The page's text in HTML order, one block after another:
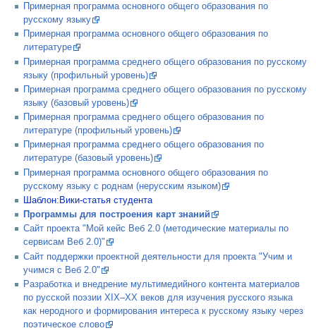
Примерная программа основного общего образования по
русскому языку
Примерная программа основного общего образования по
литературе
Примерная программа среднего общего образования по русскому
языку (профильный уровень)
Примерная программа среднего общего образования по русскому
языку (базовый уровень)
Примерная программа среднего общего образования по
литературе (профильный уровень)
Примерная программа среднего общего образования по
литературе (базовый уровень)
Примерная программа основного общего образования по
русскому языку с роднам (нерусским языком)
Шаблон:Вики-статья студента
Программы для построения карт знаний
Сайт проекта "Мой кейс Веб 2.0 (методические материалы по
сервисам Веб 2.0)"
Сайт поддержки проектной деятельности для проекта "Учим и
учимся с Веб 2.0"
Разработка и внедрение мультимедийного контента материалов
по русской поэзии XIХ–XX веков для изучения русского языка
как неродного и формирования интереса к русскому языку через
поэтическое слово